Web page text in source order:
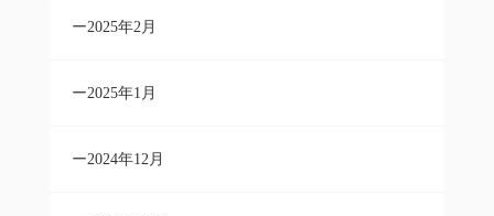
2025年2月
2025年1月
2024年12月